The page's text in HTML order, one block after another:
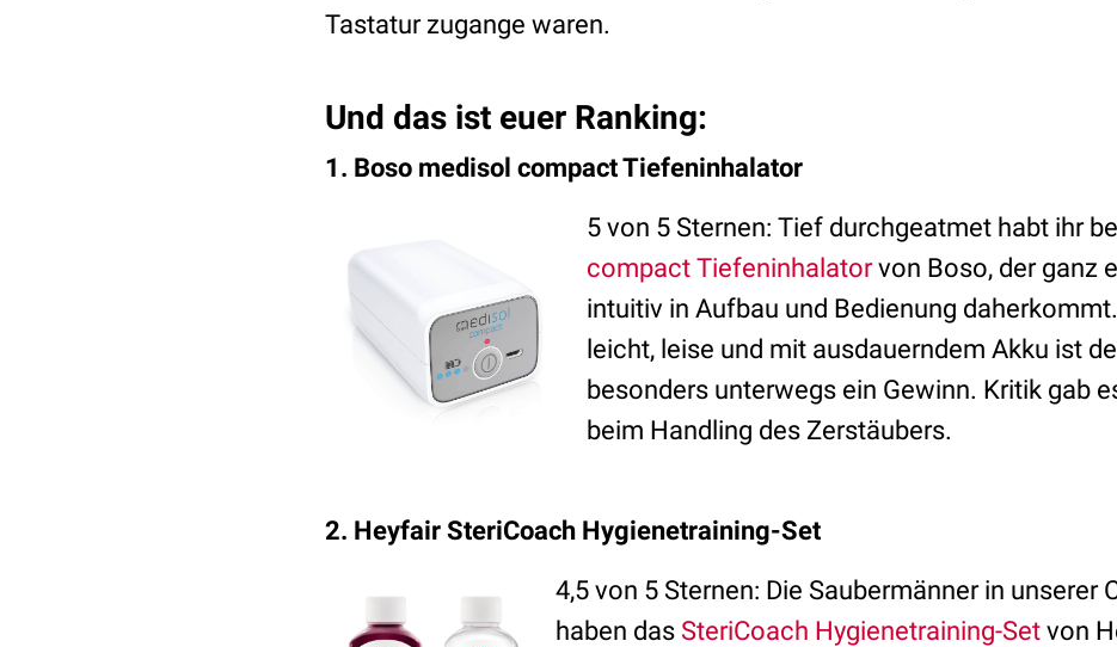
Tastatur zugange waren.
Und das ist euer Ranking:
1. Boso medisol compact Tiefeninhalator
5 von 5 Sternen: Tief durchgeatmet habt ihr
compact Tiefeninhalatorvon Boso, der ganz
intuitiv in Aufbau und Bedienung
leicht, leise und mit ausdauerndem Akku ist
besonders unterwegs ein Gewinn. Kritik gab
beim Handling des Zerstäubers.
2. Heyfair SteriCoach Hygienetraining-Set
4,5 von 5 Sternen: Die Saubermänner in unserer
haben das SteriCoach Hygienetraining-Set von